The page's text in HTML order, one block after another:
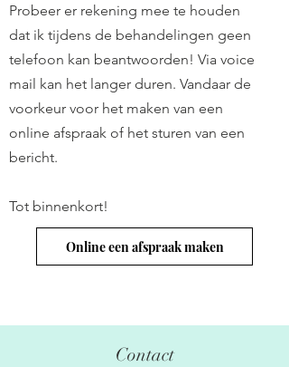
Probeer er rekening mee te houden
dat ik tijdens de behandelingen geen
telefoon kan beantwoorden! Via voice
mail kan het langer duren. Vandaar de
voorkeur voor het maken van een
online afspraak of het sturen van een
bericht.
Tot binnenkort!
Online een afspraak maken
Contact